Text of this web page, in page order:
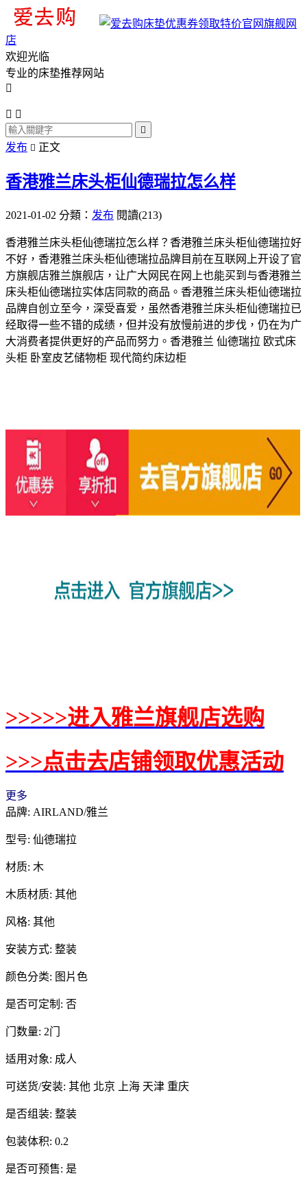
旗舰网
店
欢迎光临
专业的床垫推荐网站

 

发布  正文
香港雅兰床头柜仙德瑞拉怎么样
2021-01-02 分類： 发布 閱讀(213)
香港雅兰床头柜仙德瑞拉怎么样？香港雅兰床头柜仙德瑞拉好
不好，香港雅兰床头柜仙德瑞拉品牌目前在互联网上开设了官
方旗舰店雅兰旗舰店，让广大网民在网上也能买到与香港雅兰
床头柜仙德瑞拉实体店同款的商品。香港雅兰床头柜仙德瑞拉
品牌自创立至今，深受喜爱，虽然香港雅兰床头柜仙德瑞拉已
经取得一些不错的成绩，但并没有放慢前进的步伐，仍在为广
大消费者提供更好的产品而努力。香港雅兰 仙德瑞拉 欧式床
头柜 卧室皮艺储物柜 现代简约床边柜
>>>>>进入雅兰旗舰店选购
>>>点击去店铺领取优惠活动
更多
品牌: AIRLAND/雅兰
型号: 仙德瑞拉
材质: 木
木质材质: 其他
风格: 其他
安装方式: 整装
颜色分类: 图片色
是否可定制: 否
门数量: 2门
适用对象: 成人
可送货/安装: 其他 北京 上海 天津 重庆
是否组装: 整装
包装体积: 0.2
是否可预售: 是